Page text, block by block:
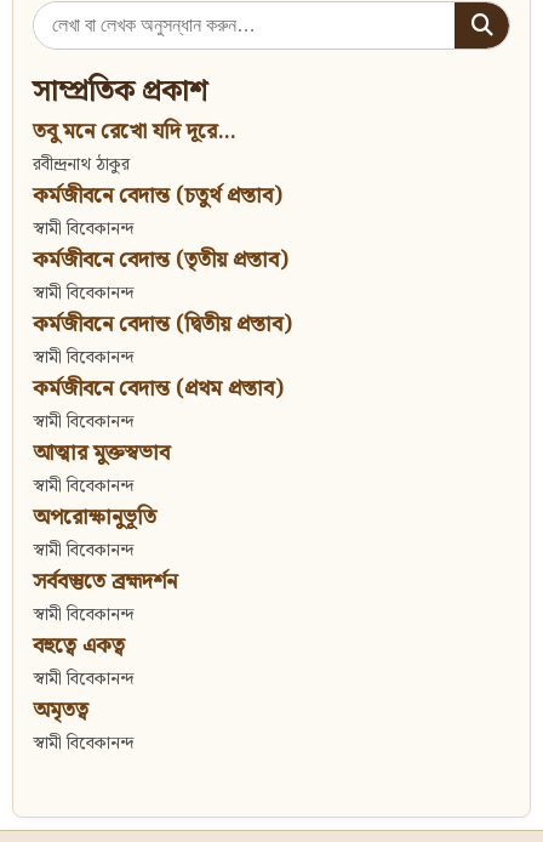
Search
for:
সাম্প্রতিক প্রকাশ
তবু মনে রেখো যদি দূরে...
রবীন্দ্রনাথ ঠাকুর
কর্মজীবনে বেদান্ত (চতুর্থ প্রস্তাব)
স্বামী বিবেকানন্দ
কর্মজীবনে বেদান্ত (তৃতীয় প্রস্তাব)
স্বামী বিবেকানন্দ
কর্মজীবনে বেদান্ত (দ্বিতীয় প্রস্তাব)
স্বামী বিবেকানন্দ
কর্মজীবনে বেদান্ত (প্রথম প্রস্তাব)
স্বামী বিবেকানন্দ
আত্মার মুক্তস্বভাব
স্বামী বিবেকানন্দ
অপরোক্ষানুভূতি
স্বামী বিবেকানন্দ
সর্ববস্তুতে ব্রহ্মদর্শন
স্বামী বিবেকানন্দ
বহুত্বে একত্ব
স্বামী বিবেকানন্দ
অমৃতত্ব
স্বামী বিবেকানন্দ